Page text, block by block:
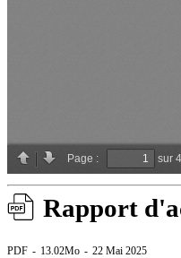
Rapport
PDF 13.02Mo 22 Mai 2025